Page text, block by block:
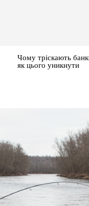
Чому тріскають
як цього уникнути